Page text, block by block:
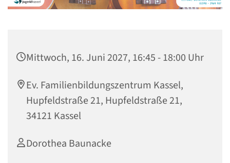
Mittwoch, 16. Juni 2027, 16:45 - 18:00 Uhr
Ev. Familienbildungszentrum Kassel,
Hupfeldstraße 21, Hupfeldstraße 21,
34121 Kassel
Dorothea Baunacke